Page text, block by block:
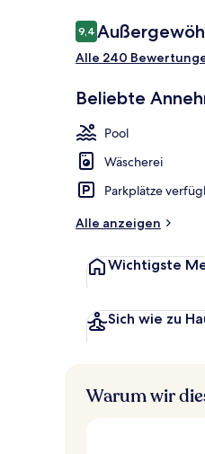
Bewertungen
9,49,4 von 10.
Alle 240
Beliebte
Pool
Wäscherei
Parkplätze
Alle anzeigen
Wichtigste
Sich wie zu
Warum wir